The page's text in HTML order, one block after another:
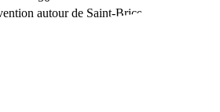
autour de Saint-Brice